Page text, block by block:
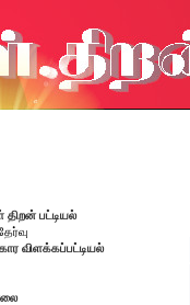
பட்டியல்
விளக்கப்பட்டியல்